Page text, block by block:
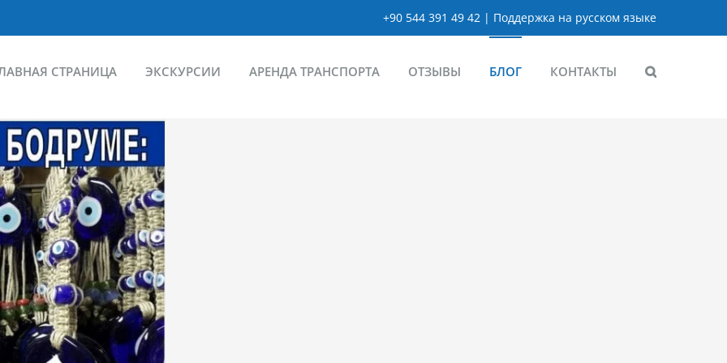
+90 544 391 49 42 | Поддержка на русском языке
СТРАНИЦА ЭКСКУРСИИ АРЕНДА ТРАНСПОРТА ОТЗЫВЫ БЛОГ КОНТАКТЫ